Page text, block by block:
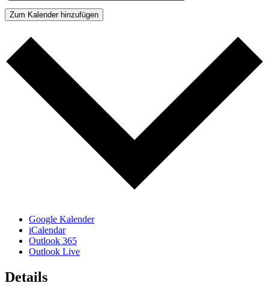
Zum Kalender hinzufügen
Google Kalender
iCalendar
Outlook 365
Outlook Live
Details